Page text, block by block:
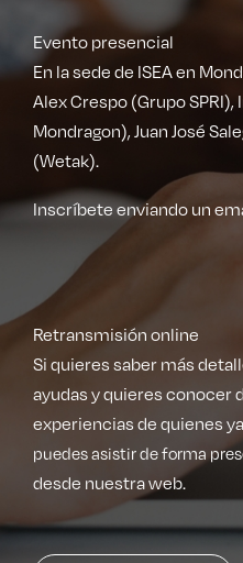
Evento presencial
En la sede de ISEA en
Alex Crespo (Grupo SPRI),
Mondragon), Juan José
(Wetak).
Inscríbete enviando un
Retransmisión online
Si quieres saber más
ayudas y quieres conocer
experiencias de quienes
puedes asistir de forma
desde nuestra web.